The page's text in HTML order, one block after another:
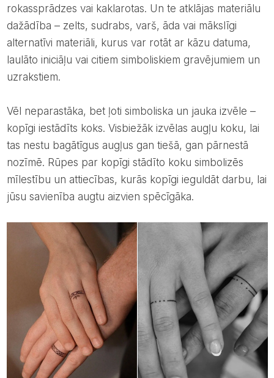
rokassprādzes vai kaklarotas. Un te atklājas materiālu
dažādība – zelts, sudrabs, varš, āda vai mākslīgi
alternatīvi materiāli, kurus var rotāt ar kāzu datuma,
laulāto iniciāļu vai citiem simboliskiem gravējumiem un
uzrakstiem.
Vēl neparastāka, bet ļoti simboliska un jauka izvēle –
kopīgi iestādīts koks. Visbiežāk izvēlas augļu koku, lai
tas nestu bagātīgus augļus gan tiešā, gan pārnestā
nozīmē. Rūpes par kopīgi stādīto koku simbolizēs
mīlestību un attiecības, kurās kopīgi ieguldāt darbu, lai
jūsu savienība augtu aizvien spēcīgāka.